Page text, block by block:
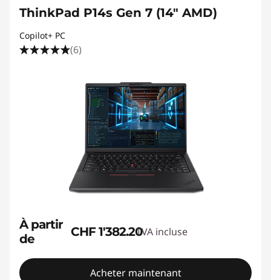
ThinkPad P14s Gen 7 (14" AMD)
Copilot+ PC
(6)
À partir
de
CHF 1'382.20TVA incluse
Acheter maintenant